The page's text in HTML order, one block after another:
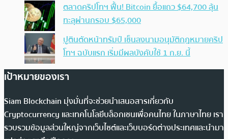
ตลาดคริปโทฯ ฟื้น! Bitcoin ยื้อแถว $64,700 ลุ้น
ทะลุผ่านกรอบ $65,000
ปูตินตัดหน้าทรัมป์ เซ็นลงนามอนุมัติกฎหมายคริป
โทฯ ฉบับแรก เริ่มมีผลบังคับใช้ 1 ก.ย. นี้
เป้าหมายของเรา
Siam Blockchain มุ่งมั่นที่จะช่วยนำเสนอสารเกี่ยวกับ
Cryptocurrency และเทคโนโลยีบล็อกเชนเพื่อคนไทย ในภาษาไทย เรา
รวบรวมข้อมูลส่วนใหญ่จากเว็บไซต์และเว็บบอร์ดต่างประเทศและนำมา